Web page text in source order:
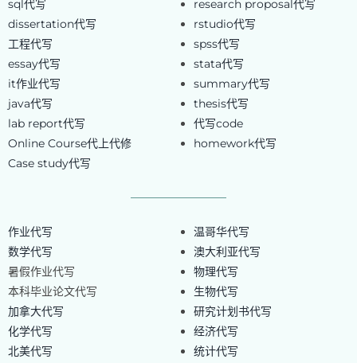
sql代写
dissertation代写
工程代写
essay代写
it作业代写
java代写
lab report代写
Online Course代上代修
Case study代写
research proposal代写
rstudio代写
spss代写
stata代写
summary代写
thesis代写
代写code
homework代写
作业代写
数学代写
暑假作业代写
本科毕业论文代写
加拿大代写
化学代写
北美代写
温哥华代写
澳大利亚代写
物理代写
生物代写
研究计划书代写
经济代写
统计代写